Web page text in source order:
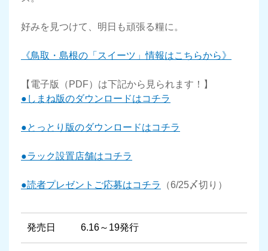
好みを見つけて、明日も頑張る糧に。
《鳥取・島根の「スイーツ」情報はこちらから》
【電子版（PDF）は下記から見られます！】
●しまね版のダウンロードはコチラ
●とっとり版のダウンロードはコチラ
●ラック設置店舗はコチラ
●読者プレゼントご応募はコチラ （6/25〆切り）
発売日 6.16～19発行